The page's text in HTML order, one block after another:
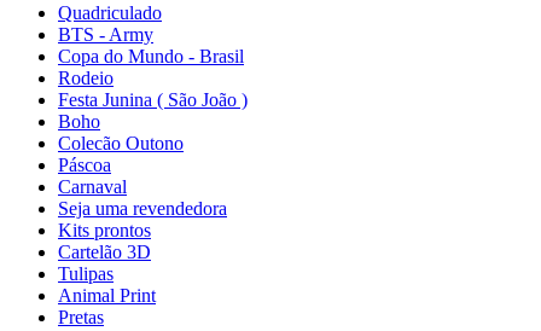
Quadriculado
BTS - Army
Copa do Mundo - Brasil
Rodeio
Festa Junina ( São João )
Boho
Colecão Outono
Páscoa
Carnaval
Seja uma revendedora
Kits prontos
Cartelão 3D
Tulipas
Animal Print
Pretas